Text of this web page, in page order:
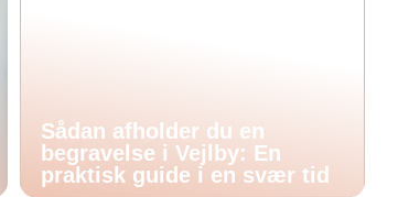
Sådan afholder du en
begravelse i Vejlby: En
praktisk guide i en svær tid